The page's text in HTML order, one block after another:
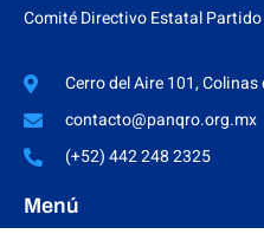
Comité Directivo Estatal
Cerro del Aire 101,
contacto@panqro.org.mx
(+52) 442 248 2325
Menú